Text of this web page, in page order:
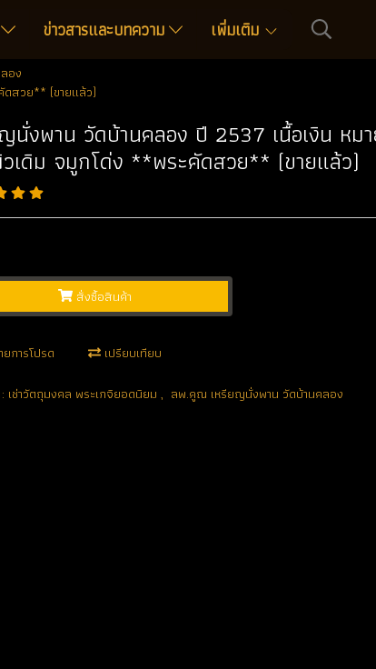
ข่าวสารและบทความ เพิ่มเติม
อง
ดสวย** (ขายแล้ว)
นั่งพาน วัดบ้านคลอง ปี 2537 เนื้อเงิน หม
เดิม จมูกโด่ง **พระคัดสวย** (ขายแล้ว)
สั่งซื้อสินค้า
ยการโปรด เปรียบเทียบ
เช่าวัตถุมงคล พระเกจิยอดนิยม , ลพ.คูณ เหรียญนั่งพาน วัดบ้านคลอง